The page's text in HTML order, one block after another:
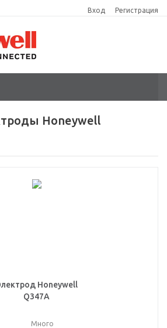
Вход Регистрация
Honeywell
Honeywell
Q347A
Много